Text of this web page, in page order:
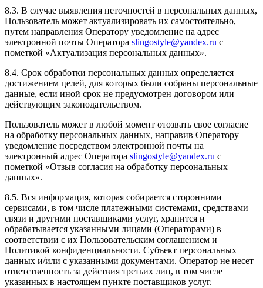
8.3. В случае выявления неточностей в персональных данных,
Пользователь может актуализировать их самостоятельно,
путем направления Оператору уведомление на адрес
электронной почты Оператора slingostyle@yandex.ru с
пометкой «Актуализация персональных данных».
8.4. Срок обработки персональных данных определяется
достижением целей, для которых были собраны персональные
данные, если иной срок не предусмотрен договором или
действующим законодательством.
Пользователь может в любой момент отозвать свое согласие
на обработку персональных данных, направив Оператору
уведомление посредством электронной почты на
электронный адрес Оператора slingostyle@yandex.ru с
пометкой «Отзыв согласия на обработку персональных
данных».
8.5. Вся информация, которая собирается сторонними
сервисами, в том числе платежными системами, средствами
связи и другими поставщиками услуг, хранится и
обрабатывается указанными лицами (Операторами) в
соответствии с их Пользовательским соглашением и
Политикой конфиденциальности. Субъект персональных
данных и/или с указанными документами. Оператор не несет
ответственность за действия третьих лиц, в том числе
указанных в настоящем пункте поставщиков услуг.